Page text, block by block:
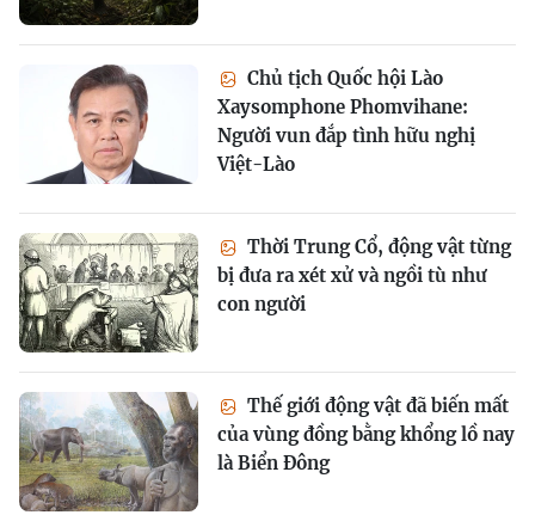
Chủ tịch Quốc hội Lào
Xaysomphone Phomvihane:
Người vun đắp tình hữu nghị
Việt-Lào
Thời Trung Cổ, động vật từng
bị đưa ra xét xử và ngồi tù như
con người
Thế giới động vật đã biến mất
của vùng đồng bằng khổng lồ nay
là Biển Đông